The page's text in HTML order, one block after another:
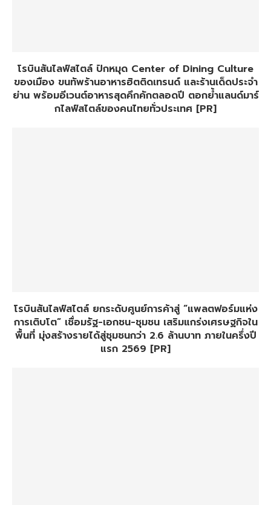
โรบินสันไลฟ์สไตล์ ปักหมุด Center of Dining Culture
ของเมือง ขนทัพร้านอาหารฮิตติดเทรนด์ และร้านเด็ดประจำ
ย่าน พร้อมอีเวนต์อาหารสุดคึกคักตลอดปี ตอกย้ำแลนด์มาร์
กไลฟ์สไตล์ของคนไทยทั่วประเทศ [PR]
โรบินสันไลฟ์สไตล์ ยกระดับศูนย์การค้าสู่ “แพลตฟอร์มแห่ง
การเติบโต” เชื่อมรัฐ-เอกชน-ชุมชน เสริมแกร่งเศรษฐกิจใน
พื้นที่ มุ่งสร้างรายได้สู่ชุมชนกว่า 2.6 ล้านบาท ภายในครึ่งปี
แรก 2569 [PR]